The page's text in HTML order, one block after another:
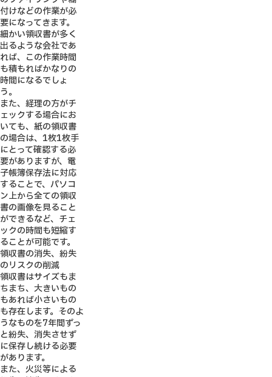
付けなどの作業が必
要になってきます。
細かい領収書が多く
出るような会社であ
れば、この作業時間
も積もればかなりの
時間になるでしょ
う。
また、経理の方がチ
ェックする場合にお
いても、紙の領収書
の場合は、1枚1枚手
にとって確認する必
要がありますが、電
子帳簿保存法に対応
することで、パソコ
ン上から全ての領収
書の画像を見ること
ができるなど、チェ
ックの時間も短縮す
ることが可能です。
領収書の消失、紛失
のリスクの削減
領収書はサイズもま
ちまち、大きいもの
もあれば小さいもの
も存在します。そのよ
うなものを7年間ずっ
と紛失、消失させず
に保存し続ける必要
があります。
また、火災等による